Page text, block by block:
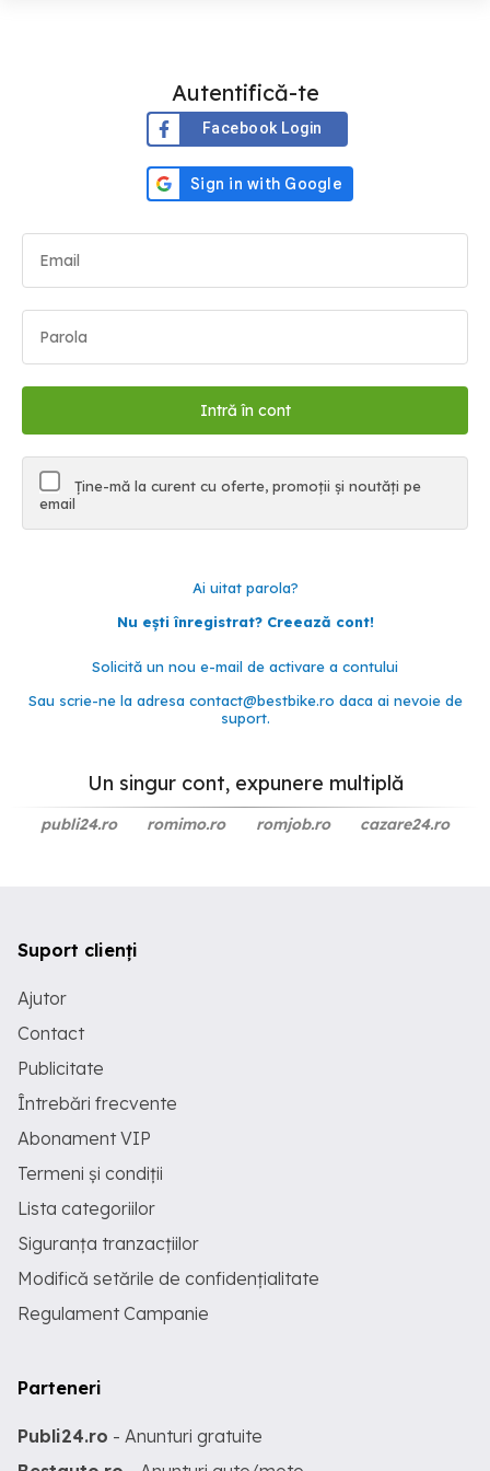
Autentifică-te
Facebook Login
Ține-mă la curent cu oferte, promoții și noutăți pe
email
Ai uitat parola?
Nu ești înregistrat? Creează cont!
Solicită un nou e-mail de activare a contului
Sau scrie-ne la adresa contact@bestbike.ro daca ai nevoie de
suport.
Un singur cont, expunere multiplă
publi24.ro romimo.ro romjob.ro cazare24.ro
Suport clienți
Ajutor
Contact
Publicitate
Întrebări frecvente
Abonament VIP
Termeni și condiții
Lista categoriilor
Siguranța tranzacțiilor
Modifică setările de confidențialitate
Regulament Campanie
Parteneri
Publi24.ro - Anunturi gratuite